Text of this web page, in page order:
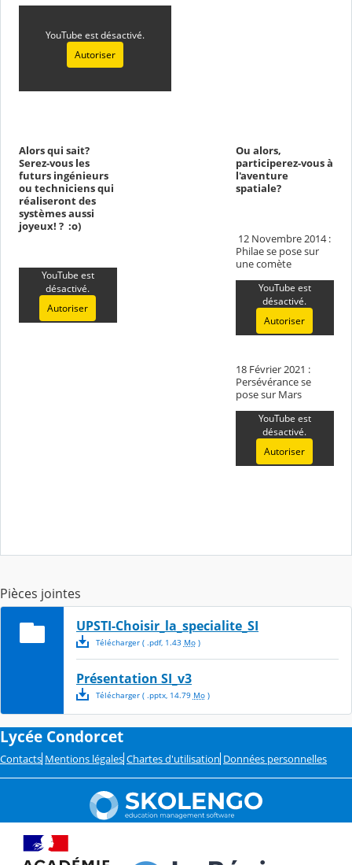
YouTube est désactivé.
Autoriser
Alors qui sait?
Serez-vous les
futurs ingénieurs
ou techniciens qui
réaliseront des
systèmes aussi
joyeux! ? :o)
YouTube est
désactivé.
Autoriser
Ou alors,
participerez-vous à
l'aventure
spatiale?
12 Novembre 2014 :
Philae se pose sur
une comète
YouTube est
désactivé.
Autoriser
18 Février 2021 :
Persévérance se
pose sur Mars
YouTube est
désactivé.
Autoriser
Pièces jointes
UPSTI-Choisir_la_specialite_SI
Télécharger( .pdf, 1.43 Mo)
Présentation SI_v3
Télécharger( .pptx, 14.79 Mo)
Lycée Condorcet
Contacts Mentions légales Chartes d'utilisation Données personnelles